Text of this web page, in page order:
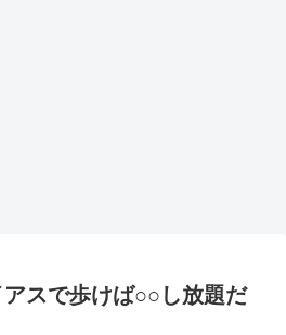
アスで歩けば○○し放題だ